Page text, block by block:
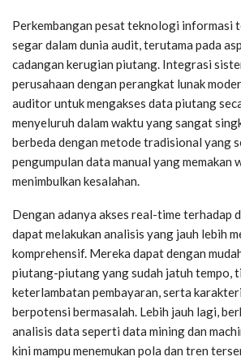
Perkembangan pesat teknologi informasi
segar dalam dunia audit, terutama pada
cadangan kerugian piutang. Integrasi
perusahaan dengan perangkat lunak
auditor untuk mengakses data piutang
menyeluruh dalam waktu yang sangat
berbeda dengan metode tradisional yang
pengumpulan data manual yang memakan
menimbulkan kesalahan.
Dengan adanya akses real-time terhadap
dapat melakukan analisis yang jauh lebih
komprehensif. Mereka dapat dengan
piutang-piutang yang sudah jatuh tempo,
keterlambatan pembayaran, serta
berpotensi bermasalah. Lebih jauh lagi,
analisis data seperti data mining dan
kini mampu menemukan pola dan tren